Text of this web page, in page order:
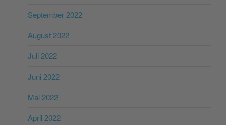
September 2022
August 2022
Juli 2022
Juni 2022
Mai 2022
April 2022